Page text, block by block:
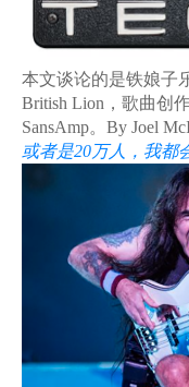
本文谈论的是铁娘子
British Lion，歌曲创
SansAmp。 By Joel
或者是20万人，我都